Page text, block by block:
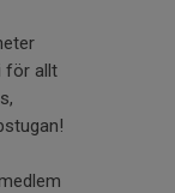
för allt